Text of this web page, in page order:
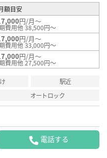
額目安
円/月～
費用他 38,500円～
円/月～
費用他 33,000円～
円/月～
費用他 27,500円～
駅近
オートロック
電話する